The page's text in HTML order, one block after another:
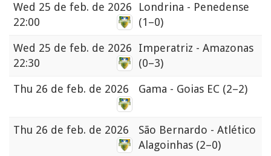
Wed 25 de feb. de 2026
22:00
Londrina - Penedense
(1–0)
Wed 25 de feb. de 2026
22:30
Imperatriz - Amazonas
(0–3)
Thu 26 de feb. de 2026 Gama - Goias EC (2–2)
Thu 26 de feb. de 2026
São Bernardo - Atlético
Alagoinhas (2–0)